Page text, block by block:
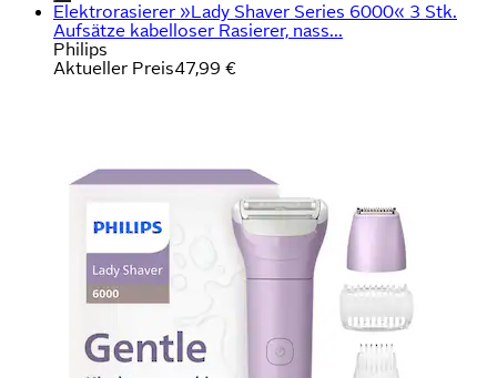
Elektrorasierer »Lady Shaver Series 6000« 3 Stk.
Aufsätze kabelloser Rasierer, nass...
Philips
Aktueller Preis47,99 €